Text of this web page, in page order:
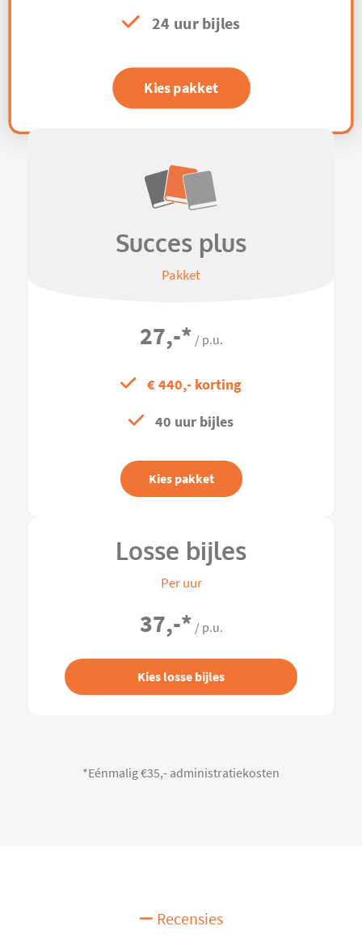
24 uur bijles
Kies pakket
Succes plus
Pakket
27,-* / p.u.
€ 440,- korting
40 uur bijles
Kies pakket
Losse bijles
Per uur
37,-* / p.u.
Kies losse bijles
*Eénmalig €35,- administratiekosten
Recensies